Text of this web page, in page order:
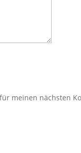
meinen nächsten